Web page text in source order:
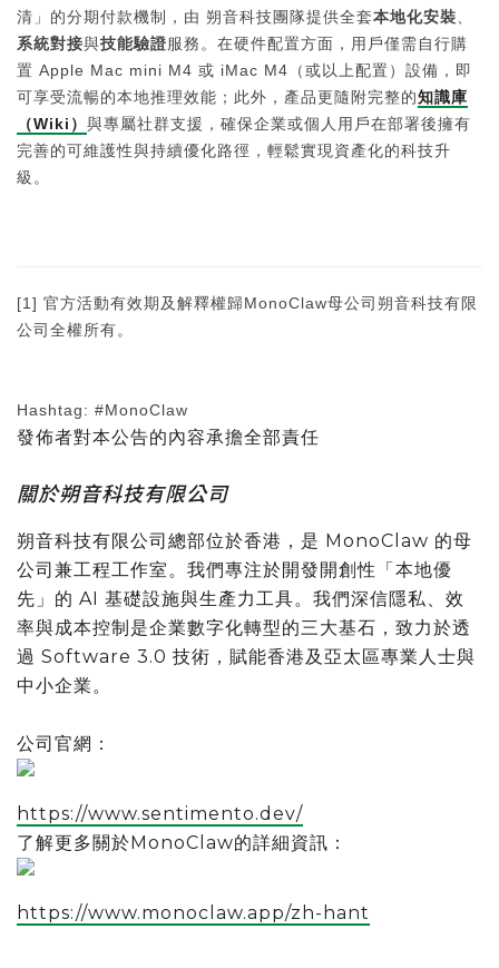
清」的分期付款機制，由 朔音科技團隊提供全套本地化安裝
系統對接與技能驗證服務。在硬件配置方面，用戶僅需自行購
置 Apple Mac mini M4 或 iMac M4（或以上配置）設備，即
可享受流暢的本地推理效能；此外，產品更隨附完整的知識庫
（Wiki ） 與專屬社群支援，確保企業或個人用戶在部署後擁有
完善的可維護性與持續優化路徑，輕鬆實現資產化的科技升
級。
[1] 官方活動有效期及解釋權歸MonoClaw母公司朔音科技有限
公司全權所有。
Hashtag: #MonoClaw
發佈者對本公告的內容承擔全部責任
關於朔音科技有限公司
朔音科技有限公司總部位於香港，是 MonoClaw 的母
公司兼工程工作室。我們專注於開發開創性「本地優
先」的 AI 基礎設施與生產力工具。我們深信隱私、效
率與成本控制是企業數字化轉型的三大基石，致力於透
過 Software 3.0 技術，賦能香港及亞太區專業人士與
中小企業。
公司官網：
https://www.sentimento.dev/
了解更多關於MonoClaw的詳細資訊：
https://www.monoclaw.app/zh-hant